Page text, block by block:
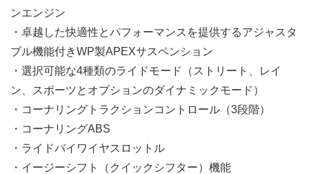
ンエンジン
・卓越した快適性とパフォーマンスを提供するアジャスタ
ブル機能付きWP製APEXサスペンション
・選択可能な4種類のライドモード（ストリート、レイ
ン、スポーツとオプションのダイナミックモード）
・コーナリングトラクションコントロール（3段階）
・コーナリングABS
・ライドバイワイヤスロットル
・イージーシフト（クイックシフター）機能